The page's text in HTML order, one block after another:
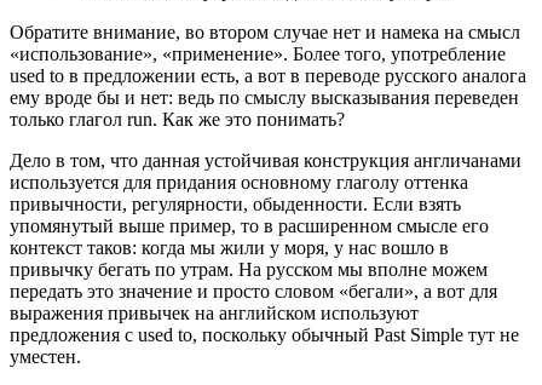
Обратите внимание, во втором случае нет и намека на смысл
«использование», «применение». Более того, употребление
used to в предложении есть, а вот в переводе русского аналога
ему вроде бы и нет: ведь по смыслу высказывания переведен
только глагол run. Как же это понимать?
Дело в том, что данная устойчивая конструкция англичанами
используется для придания основному глаголу оттенка
привычности, регулярности, обыденности. Если взять
упомянутый выше пример, то в расширенном смысле его
контекст таков: когда мы жили у моря, у нас вошло в
привычку бегать по утрам. На русском мы вполне можем
передать это значение и просто словом «бегали», а вот для
выражения привычек на английском используют
предложения с used to, поскольку обычный Past Simple тут не
уместен.